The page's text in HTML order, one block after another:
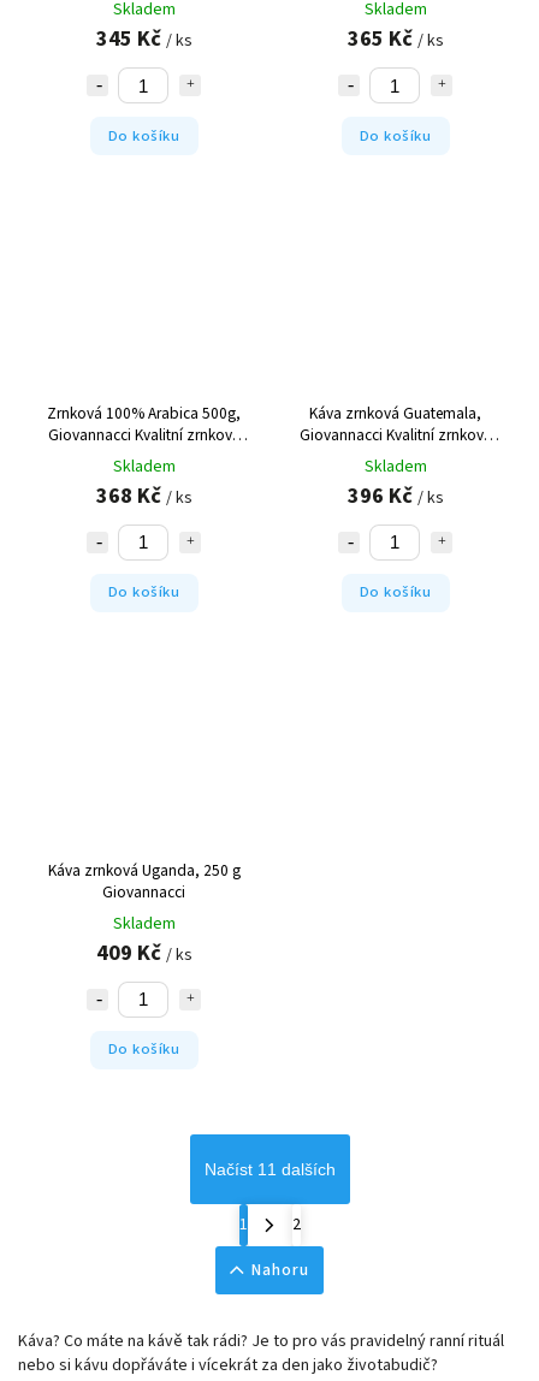
Skladem
345 Kč / ks
Do košíku
Skladem
365 Kč / ks
Do košíku
Zrnková 100% Arabica 500g,
Giovannacci Kvalitní zrnková
káva Arabica
Skladem
368 Kč / ks
Do košíku
Káva zrnková Guatemala,
Giovannacci Kvalitní zrnková
káva Guatemala
Skladem
396 Kč / ks
Do košíku
Káva zrnková Uganda, 250 g
Giovannacci
Skladem
409 Kč / ks
Do košíku
Načíst 11 dalších
1
2
Nahoru
Káva? Co máte na kávě tak rádi? Je to pro vás pravidelný ranní rituál
nebo si kávu dopřáváte i vícekrát za den jako životabudič?